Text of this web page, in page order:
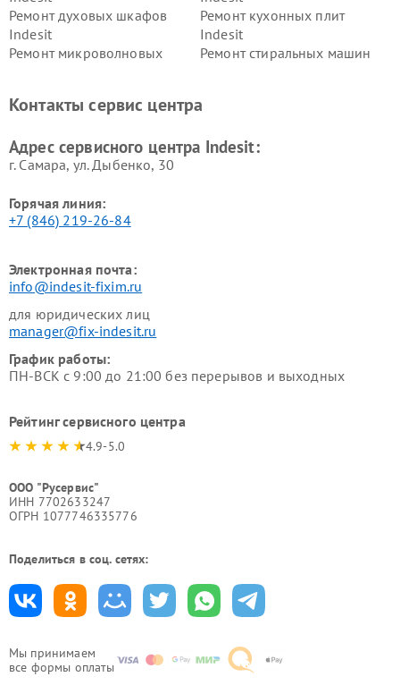
Мы принимаем
все формы оплаты
Ремонт духовых шкафов
Indesit
Ремонт кухонных плит
Indesit
Ремонт микроволновых
Ремонт стиральных машин
Indesit
Indesit
Контакты сервис центра
Адрес сервисного центра Indesit:
г. Самара, ул. Дыбенко, 30
Горячая линия:
+7 (846) 219-26-84
Электронная почта:
info@indesit-fixim.ru
для юридических лиц
manager@fix-indesit.ru
График работы:
ПН-ВСК с 9:00 до 21:00 без перерывов и выходных
Рейтинг сервисного центра
4.9-5.0
ООО "Русервис"
ИНН 7702633247
ОГРН 1077746335776
Поделиться в соц. сетях: